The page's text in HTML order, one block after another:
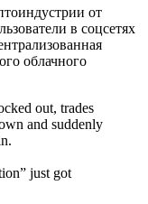
от
в соцсетях
облачного
out, trades
and suddenly
just got